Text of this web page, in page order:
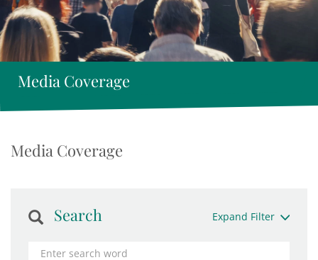
Media Coverage
Media Coverage
Search Expand Filter